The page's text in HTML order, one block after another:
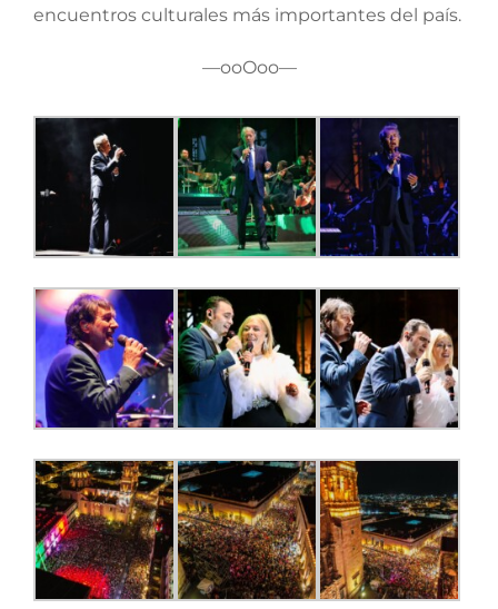
encuentros culturales más importantes del país.
—ooOoo—